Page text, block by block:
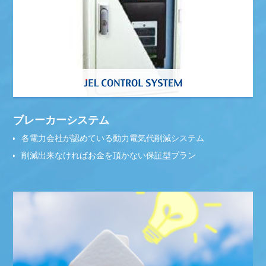
ブレーカーシステム
各電力会社が認めている動力電気代削減システム
削減出来なければお金を頂かない保証型プラン